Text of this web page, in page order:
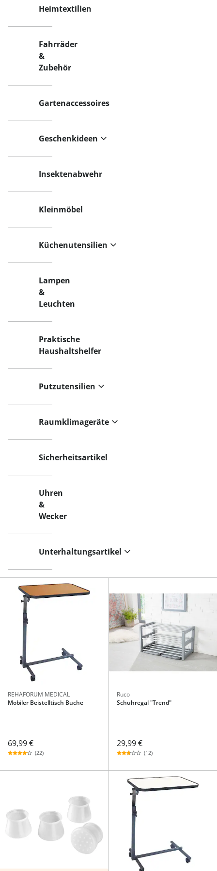
Heimtextilien
Fahrräder
&
Zubehör
Gartenaccessoires
Geschenkideen
Insektenabwehr
Kleinmöbel
Küchenutensilien
Lampen
&
Leuchten
Praktische
Haushaltshelfer
Putzutensilien
Raumklimageräte
Sicherheitsartikel
Uhren
&
Wecker
Unterhaltungsartikel
REHAFORUM MEDICAL
Mobiler Beistelltisch Buche
69,99 €
(22)
Ruco
Schuhregal "Trend"
29,99 €
(12)